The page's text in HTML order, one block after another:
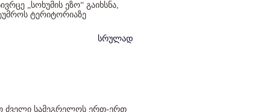
„სოხუმის ეზო“ გაიხსნა,
ტერიტორიაზე
სრულად
ძველი სამეგრელოს ერთ-ერთ